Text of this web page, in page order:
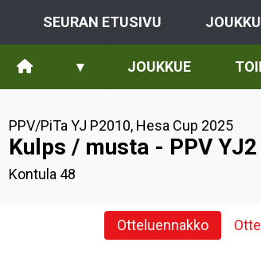
SEURAN ETUSIVU
▾ JOUKKUE
PPV/PiTa YJ P2010, Hesa Cup 2025
Kulps / musta - PPV YJ2
Kontula 48
Otteluennakko